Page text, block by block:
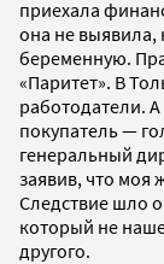
приехала
она не
беременную.
«Паритет». В
работодатели.
покупатель —
генеральный
заявив, что моя
Следствие шло
который не
другого.